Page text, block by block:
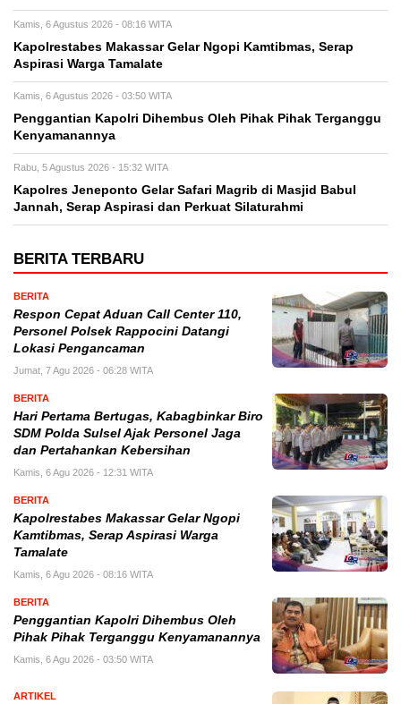
Kamis, 6 Agustus 2026 - 08:16 WITA
Kapolrestabes Makassar Gelar Ngopi Kamtibmas, Serap
Aspirasi Warga Tamalate
Kamis, 6 Agustus 2026 - 03:50 WITA
Penggantian Kapolri Dihembus Oleh Pihak Pihak Terganggu
Kenyamanannya
Rabu, 5 Agustus 2026 - 15:32 WITA
Kapolres Jeneponto Gelar Safari Magrib di Masjid Babul
Jannah, Serap Aspirasi dan Perkuat Silaturahmi
BERITA TERBARU
BERITA
Respon Cepat Aduan Call Center 110,
Personel Polsek Rappocini Datangi
Lokasi Pengancaman
Jumat, 7 Agu 2026 - 06:28 WITA
BERITA
Hari Pertama Bertugas, Kabagbinkar Biro
SDM Polda Sulsel Ajak Personel Jaga
dan Pertahankan Kebersihan
Kamis, 6 Agu 2026 - 12:31 WITA
BERITA
Kapolrestabes Makassar Gelar Ngopi
Kamtibmas, Serap Aspirasi Warga
Tamalate
Kamis, 6 Agu 2026 - 08:16 WITA
BERITA
Penggantian Kapolri Dihembus Oleh
Pihak Pihak Terganggu Kenyamanannya
Kamis, 6 Agu 2026 - 03:50 WITA
ARTIKEL